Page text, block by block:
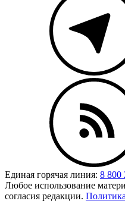
Единая горячая линия: 8 800
Любое использование
согласия редакции.